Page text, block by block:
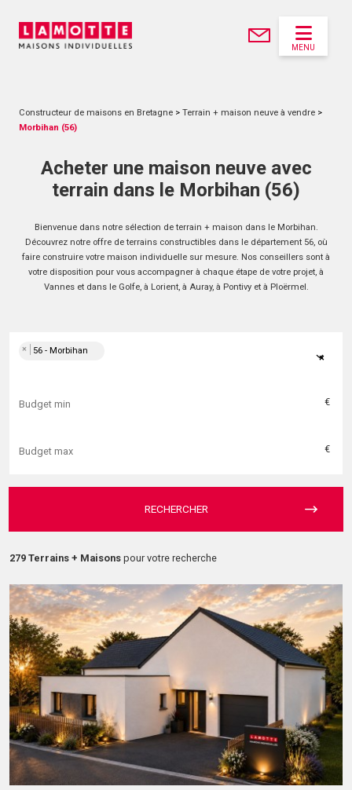
MENU
Constructeur de maisons en Bretagne > Terrain + maison neuve à vendre >
Morbihan (56)
Acheter une maison neuve avec
terrain dans le Morbihan (56)
Bienvenue dans notre sélection de terrain + maison dans le Morbihan.
Découvrez notre offre de terrains constructibles dans le département 56, où
faire construire votre maison individuelle sur mesure. Nos conseillers sont à
votre disposition pour vous accompagner à chaque étape de votre projet, à
Vannes et dans le Golfe, à Lorient, à Auray, à Pontivy et à Ploërmel.
×
× 56 - Morbihan
€
€
RECHERCHER
279 Terrains + Maisons pour votre recherche